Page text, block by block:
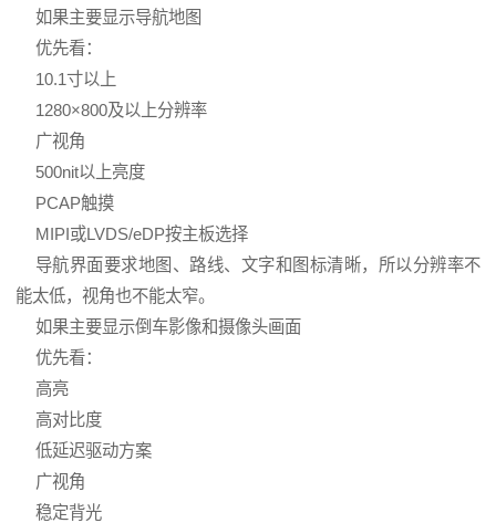
如果主要显示导航地图
优先看：
10.1寸以上
1280×800及以上分辨率
广视角
500nit以上亮度
PCAP触摸
MIPI或LVDS/eDP按主板选择
导航界面要求地图、路线、文字和图标清晰，所以分辨率不
能太低，视角也不能太窄。
如果主要显示倒车影像和摄像头画面
优先看：
高亮
高对比度
低延迟驱动方案
广视角
稳定背光